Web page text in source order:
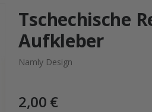
Tschechische
Aufkleber
Namly Design
2,00 €